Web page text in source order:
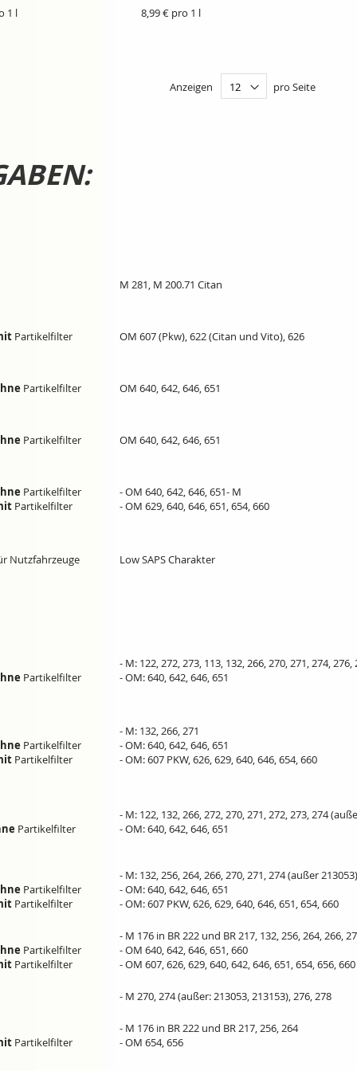
1 l 8,99 € pro 1 l
Anzeigen pro Seite
M 281, M 200.71 Citan
Partikelfilter OM 607 (Pkw), 622 (Citan und Vito), 626
Partikelfilter OM 640, 642, 646, 651
Partikelfilter OM 640, 642, 646, 651
Partikelfilter
Partikelfilter
- OM 640, 642, 646, 651- M
- OM 629, 640, 646, 651, 654, 660
Nutzfahrzeuge Low SAPS Charakter
Partikelfilter
- M: 122, 272, 273, 113, 132, 266, 270, 271, 274, 276,
- OM: 640, 642, 646, 651
Partikelfilter
Partikelfilter
- M: 132, 266, 271
- OM: 640, 642, 646, 651
- OM: 607 PKW, 626, 629, 640, 646, 654, 660
Partikelfilter
- M: 122, 132, 266, 272, 270, 271, 272, 273, 274
- OM: 640, 642, 646, 651
Partikelfilter
Partikelfilter
- M: 132, 256, 264, 266, 270, 271, 274 (außer 213053)
- OM: 640, 642, 646, 651
- OM: 607 PKW, 626, 629, 640, 646, 651, 654, 660
Partikelfilter
Partikelfilter
- M 176 in BR 222 und BR 217, 132, 256, 264, 266,
- OM 640, 642, 646, 651, 660
- OM 607, 626, 629, 640, 642, 646, 651, 654, 656, 660
- M 270, 274 (außer: 213053, 213153), 276, 278
Partikelfilter
- M 176 in BR 222 und BR 217, 256, 264
- OM 654, 656